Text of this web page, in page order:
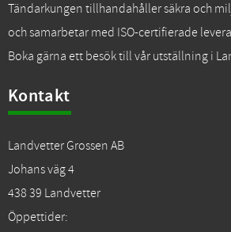
Tändarkungen tillhandahåller säkra och
och samarbetar med ISO-certifierade
Boka gärna ett besök till vår utställning i
Kontakt
Landvetter Grossen AB
Johans väg 4
438 39 Landvetter
Öppettider: